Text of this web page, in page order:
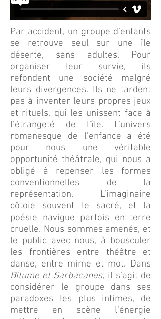
Par accident, un groupe d’enfants
se retrouve seul sur une île
déserte, sans adultes. Pour
organiser leur survie, ils
refondent une société malgré
leurs divergences. Ils ne tardent
pas à inventer leurs propres jeux
et rituels, qui les unissent face à
l’étrangeté de l’île. L’univers
romanesque de l’enfance a été
pour nous une véritable
opportunité théâtrale, qui nous a
obligé à repenser les formes
conventionnelles de la
représentation. L’imaginaire
côtoie souvent le sacré, et la
poésie navigue parfois en terre
cruelle. Nous sommes amenés, et
le public avec nous, à bousculer
les frontières entre théâtre et
danse, entre mime et mot. Dans
Bitume et Sarbacanes, il s’agit de
considérer le groupe dans ses
paradoxes les plus intimes, de
mettre en scène l’énergie